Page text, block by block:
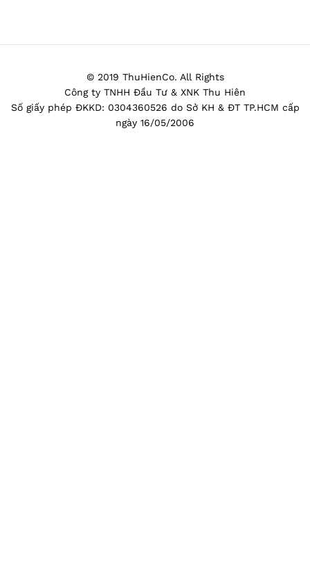
© 2019 ThuHienCo. All Rights
Công ty TNHH Đầu Tư & XNK Thu Hiên
Số giấy phép ĐKKD: 0304360526 do Sở KH & ĐT TP.HCM cấp
ngày 16/05/2006